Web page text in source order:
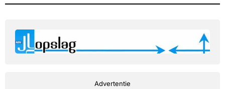
Advertentie